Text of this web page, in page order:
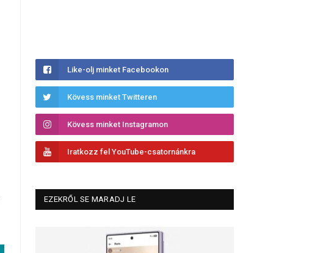
Like-olj minket Facebookon
Kövess minket Twitteren
Kövess minket Instagramon
Iratkozz fel YouTube-csatornánkra
EZEKRŐL SE MARADJ LE